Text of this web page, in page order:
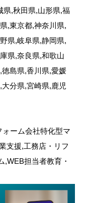
県,秋田県,山形県,福
,東京都,神奈川県,
県,岐阜県,静岡県,
県,奈良県,和歌山
島県,香川県,愛媛
分県,宮崎県,鹿児
ーム会社特化型マ
支援,工務店・リフ
,WEB担当者教育・